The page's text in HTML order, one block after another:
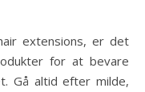
extensions, er det
for at bevare
Gå altid efter milde,